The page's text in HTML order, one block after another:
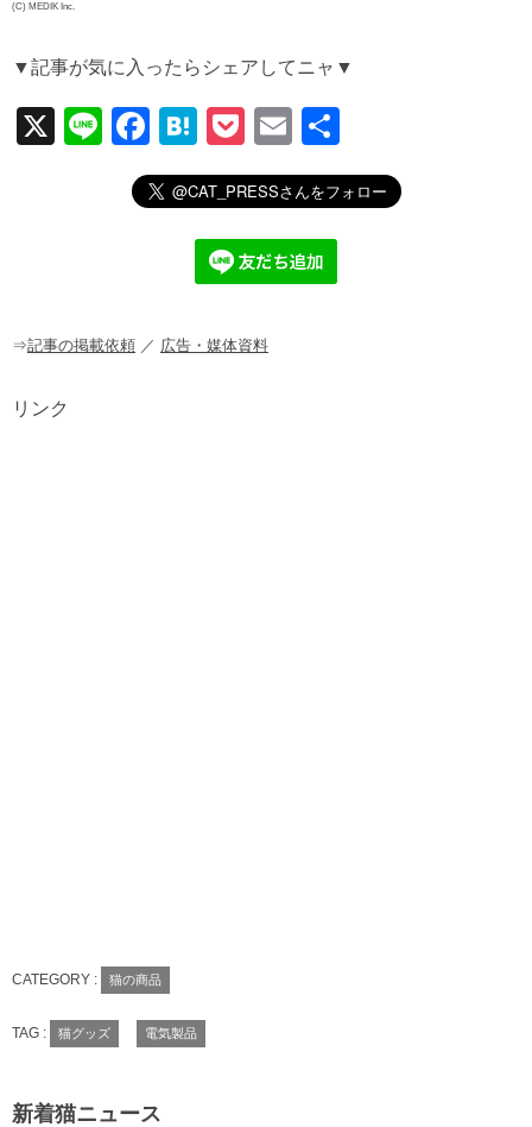
(C) MEDIK Inc.
▼記事が気に入ったらシェアしてニャ▼
X
Li
F
a
c
o
H
at
e
n
a
P
o
ck
et
E
m
ail
有
⇒記事の掲載依頼 ／ 広告・媒体資料
リンク
CATEGORY : 猫の商品
TAG : 猫グッズ 電気製品
新着猫ニュース